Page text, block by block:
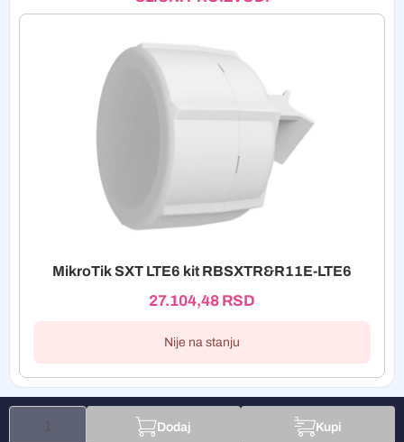
MikroTik SXT LTE6 kit RBSXTR&R11E-LTE6
27.104,48 RSD
Nije na stanju
Dodaj Kupi